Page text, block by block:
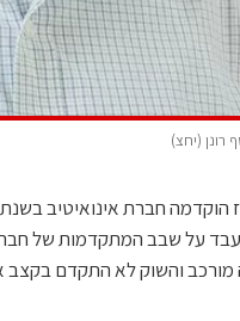
רונן (יחצ)
על שבב המתקדמות של
מורכב והשוק לא התקדם בקצב